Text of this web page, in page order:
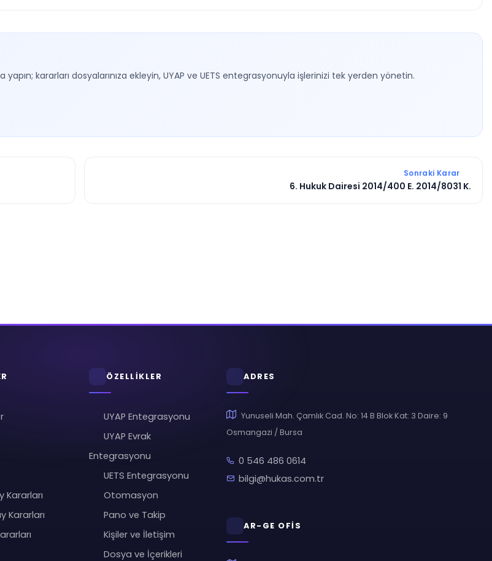
kararları dosyalarınıza ekleyin, UYAP ve UETS entegrasyonuyla işlerinizi tek yerden yönetin.
Sonraki Karar
6. Hukuk Dairesi 2014/400 E. 2014/8031 K.
Kararları
Kararları
ÖZELLİKLER
UYAP Entegrasyonu
UYAP Evrak
Entegrasyonu
UETS Entegrasyonu
Otomasyon
Pano ve Takip
Kişiler ve İletişim
Dosya ve İçerikleri
ADRES
Yunuseli Mah. Çamlık Cad. No: 14 B Blok Kat: 3 Daire: 9
Osmangazi / Bursa
0 546 486 0614
bilgi@hukas.com.tr
AR-GE OFİS